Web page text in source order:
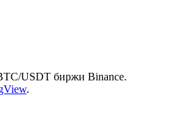
USDT биржи Binance.
.